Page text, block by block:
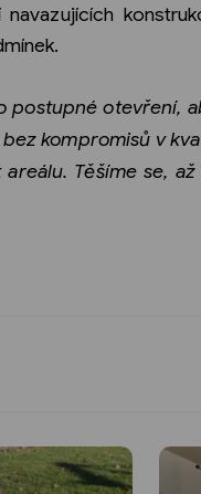
navazujících
postupné otevření,
kompromisů v
Těšíme se,